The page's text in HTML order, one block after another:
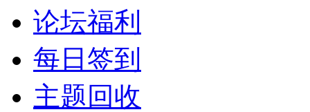
论坛福利
每日签到
主题回收